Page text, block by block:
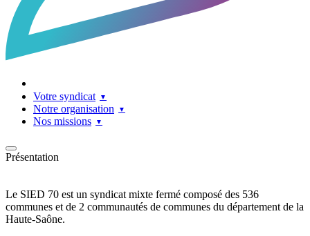
Votre syndicat
Notre organisation
Nos missions
Présentation
Le SIED 70 est un syndicat mixte fermé composé des 536
communes et de 2 communautés de communes du département de la
Haute-Saône.